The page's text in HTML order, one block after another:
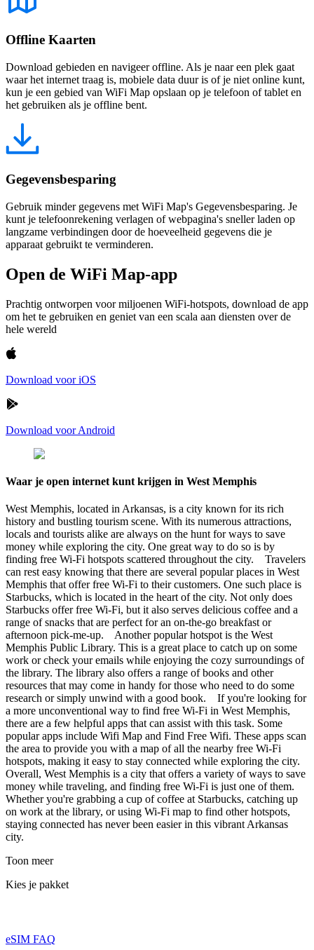
Offline Kaarten
Download gebieden en navigeer offline. Als je naar een plek gaat
waar het internet traag is, mobiele data duur is of je niet online kunt,
kun je een gebied van WiFi Map opslaan op je telefoon of tablet en
het gebruiken als je offline bent.
Gegevensbesparing
Gebruik minder gegevens met WiFi Map's Gegevensbesparing. Je
kunt je telefoonrekening verlagen of webpagina's sneller laden op
langzame verbindingen door de hoeveelheid gegevens die je
apparaat gebruikt te verminderen.
Open de WiFi Map-app
Prachtig ontworpen voor miljoenen WiFi-hotspots, download de app
om het te gebruiken en geniet van een scala aan diensten over de
hele wereld
Download voor iOS
Download voor Android
Waar je open internet kunt krijgen in West Memphis
West Memphis, located in Arkansas, is a city known for its rich
history and bustling tourism scene. With its numerous attractions,
locals and tourists alike are always on the hunt for ways to save
money while exploring the city. One great way to do so is by
finding free Wi-Fi hotspots scattered throughout the city. Travelers
can rest easy knowing that there are several popular places in West
Memphis that offer free Wi-Fi to their customers. One such place is
Starbucks, which is located in the heart of the city. Not only does
Starbucks offer free Wi-Fi, but it also serves delicious coffee and a
range of snacks that are perfect for an on-the-go breakfast or
afternoon pick-me-up. Another popular hotspot is the West
Memphis Public Library. This is a great place to catch up on some
work or check your emails while enjoying the cozy surroundings of
the library. The library also offers a range of books and other
resources that may come in handy for those who need to do some
research or simply unwind with a good book. If you're looking for
a more unconventional way to find free Wi-Fi in West Memphis,
there are a few helpful apps that can assist with this task. Some
popular apps include Wifi Map and Find Free Wifi. These apps scan
the area to provide you with a map of all the nearby free Wi-Fi
hotspots, making it easy to stay connected while exploring the city.
Overall, West Memphis is a city that offers a variety of ways to save
money while traveling, and finding free Wi-Fi is just one of them.
Whether you're grabbing a cup of coffee at Starbucks, catching up
on work at the library, or using Wi-Fi map to find other hotspots,
staying connected has never been easier in this vibrant Arkansas
city.
Toon meer
Kies je pakket
eSIM FAQ